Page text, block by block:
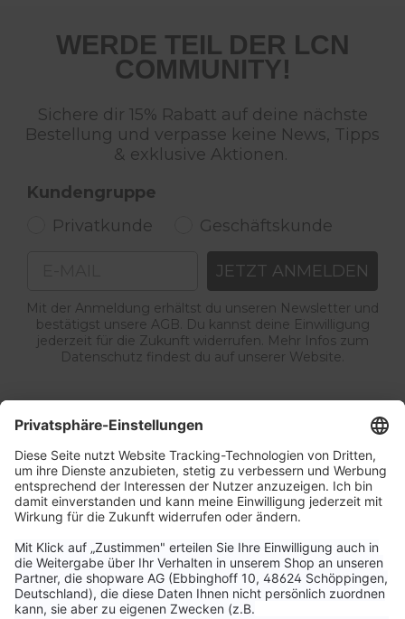
WERDE TEIL DER LCN
COMMUNITY!
Sichere dir 15% Rabatt auf deine nächste
Bestellung und verpasse keine News, Tipps
& exklusive Aktionen.
Kundengruppe
Privatkunde
Geschäftskunde
JETZT ANMELDEN
Mit der Anmeldung erhältst du unseren Newsletter und
bestätigst unsere AGB. Du kannst deine Einwilligung
jederzeit für die Zukunft widerrufen. Mehr Infos zum
Datenschutz findest du auf unserer Website.
Unternehmen
Aktuelle Themen